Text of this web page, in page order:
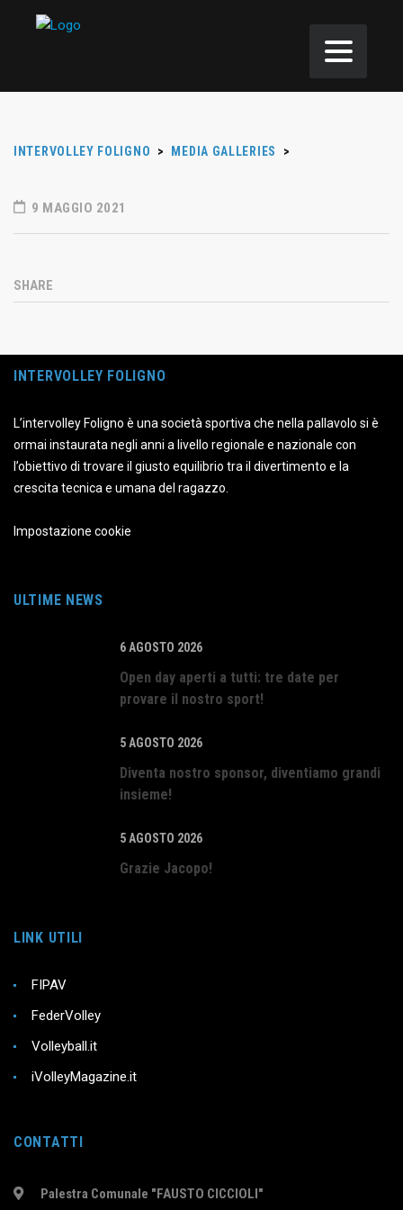
INTERVOLLEY FOLIGNO > MEDIA GALLERIES >
9 MAGGIO 2021
SHARE
INTERVOLLEY FOLIGNO
L’intervolley Foligno è una società sportiva che nella pallavolo si è
ormai instaurata negli anni a livello regionale e nazionale con
l’obiettivo di trovare il giusto equilibrio tra il divertimento e la
crescita tecnica e umana del ragazzo.
Impostazione cookie
ULTIME NEWS
6 AGOSTO 2026
Open day aperti a tutti: tre date per
provare il nostro sport!
5 AGOSTO 2026
Diventa nostro sponsor, diventiamo grandi
insieme!
5 AGOSTO 2026
Grazie Jacopo!
LINK UTILI
FIPAV
FederVolley
Volleyball.it
iVolleyMagazine.it
CONTATTI
Palestra Comunale "FAUSTO CICCIOLI"